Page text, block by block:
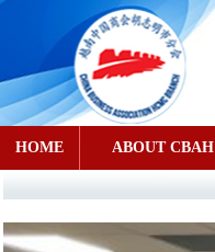
HOME ABOUT CBAH